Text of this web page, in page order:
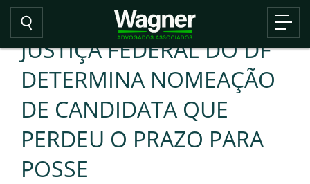
JUSTIÇA FEDERAL DO DF
DETERMINA NOMEAÇÃO
DE CANDIDATA QUE
PERDEU O PRAZO PARA
POSSE